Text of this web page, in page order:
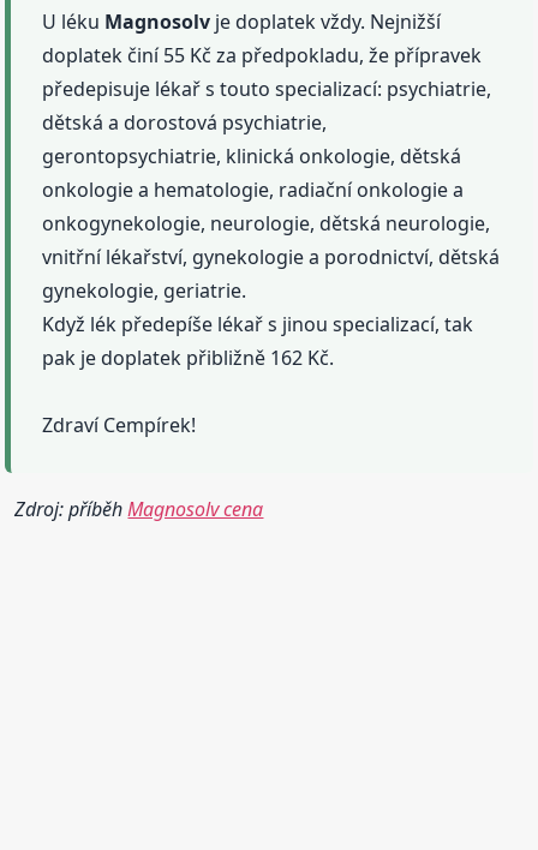
U léku Magnosolv je doplatek vždy. Nejnižší
doplatek činí 55 Kč za předpokladu, že přípravek
předepisuje lékař s touto specializací: psychiatrie,
dětská a dorostová psychiatrie,
gerontopsychiatrie, klinická onkologie, dětská
onkologie a hematologie, radiační onkologie a
onkogynekologie, neurologie, dětská neurologie,
vnitřní lékařství, gynekologie a porodnictví, dětská
gynekologie, geriatrie.
Když lék předepíše lékař s jinou specializací, tak
pak je doplatek přibližně 162 Kč.
Zdraví Cempírek!
Zdroj: příběhMagnosolv cena